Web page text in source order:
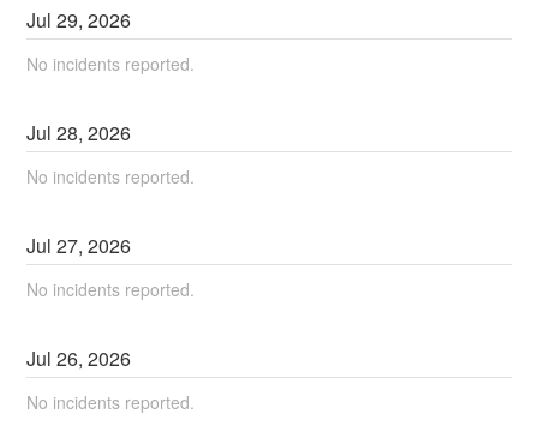
Jul29,2026
No incidents reported.
Jul28,2026
No incidents reported.
Jul27,2026
No incidents reported.
Jul26,2026
No incidents reported.